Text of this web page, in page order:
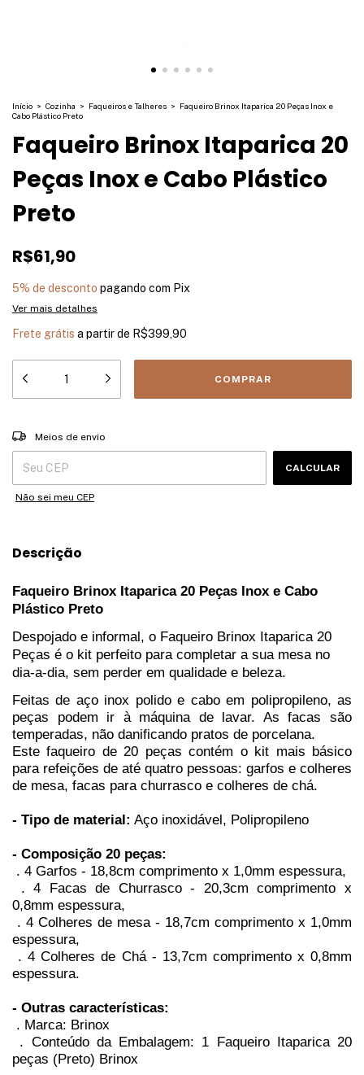
Início > Cozinha > Faqueiros e Talheres > Faqueiro Brinox Itaparica 20 Peças Inox e
Cabo Plástico Preto
Faqueiro Brinox Itaparica 20
Peças Inox e Cabo Plástico
Preto
R$61,90
5% de desconto pagando com Pix
Ver mais detalhes
Frete grátis a partir de R$399,90
Entregas para o CEP:
Meios de envio
CALCULAR
Não sei meu CEP
Descrição
Faqueiro Brinox Itaparica 20 Peças Inox e Cabo
Plástico Preto
Despojado e informal, o Faqueiro Brinox Itaparica 20
Peças é o kit perfeito para completar a sua mesa no
dia-a-dia, sem perder em qualidade e beleza.
Feitas de aço inox polido e cabo em polipropileno, as
peças podem ir à máquina de lavar. As facas são
temperadas, não danificando pratos de porcelana.
Este faqueiro de 20 peças contém o kit mais básico
para refeições de até quatro pessoas: garfos e colheres
de mesa, facas para churrasco e colheres de chá.
- Tipo de material: Aço inoxidável, Polipropileno
- Composição 20 peças:
. 4 Garfos - 18,8cm comprimento x 1,0mm espessura,
. 4 Facas de Churrasco - 20,3cm comprimento x
0,8mm espessura,
. 4 Colheres de mesa - 18,7cm comprimento x 1,0mm
espessura,
. 4 Colheres de Chá - 13,7cm comprimento x 0,8mm
espessura.
- Outras características:
. Marca: Brinox
. Conteúdo da Embalagem: 1 Faqueiro Itaparica 20
peças (Preto) Brinox